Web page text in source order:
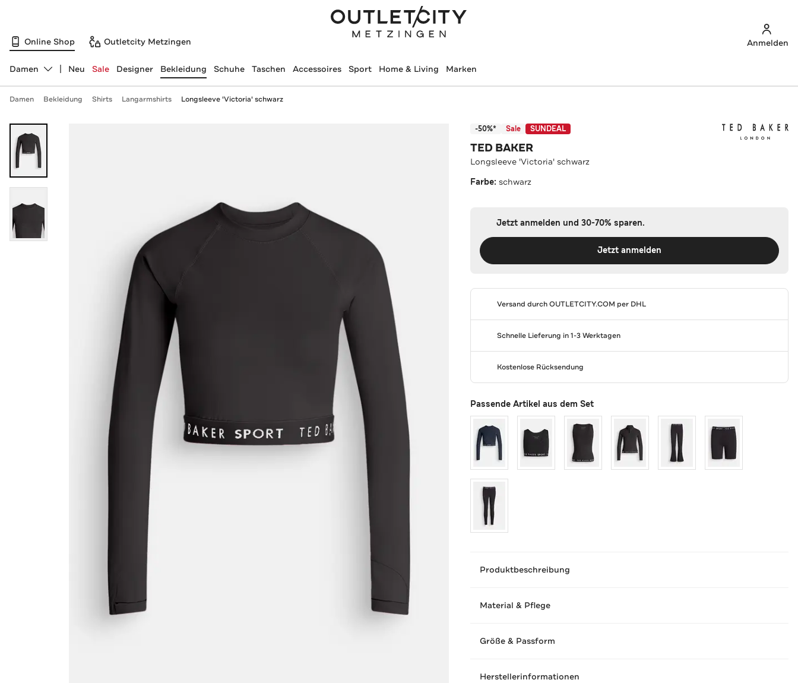
Online Shop Outletcity Metzingen Anmelden
Abteilung ändern, ausgewählt:
Damen Neu Sale Designer Bekleidung Schuhe Taschen Accessoires Sport Home & Living Marken
Damen Bekleidung Shirts Langarmshirts Longsleeve 'Victoria' schwarz
-50%* Sale SUNDEAL
TED BAKER
Longsleeve 'Victoria' schwarz
Farbe: schwarz
Jetzt anmelden und 30-70% sparen.
Jetzt anmelden
Versand durchOUTLETCITY.COM per DHL
Schnelle Lieferung in 1-3 Werktagen
Kostenlose Rücksendung
Passende Artikel aus dem Set
Produktbeschreibung
Material & Pflege
Größe & Passform
Herstellerinformationen